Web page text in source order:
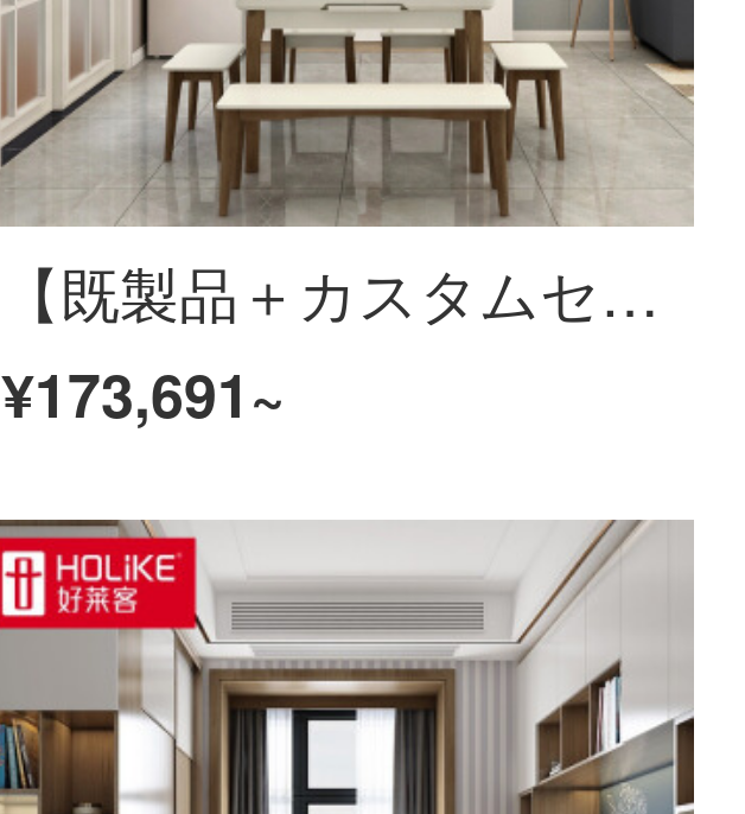
【既製品＋カスタムセット】全友全屋が箪笥をカスタマイズし、障子を押して寝室の家具装飾パネルをカスタマイズして16㎡＋家具15点セットを注文し、顧客サービスに詳しく問い合わせてください。
¥173,691~